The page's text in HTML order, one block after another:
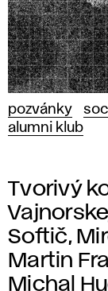
pozvánky
alumni klub
Tvorivý
Softič,
Martin
Michal